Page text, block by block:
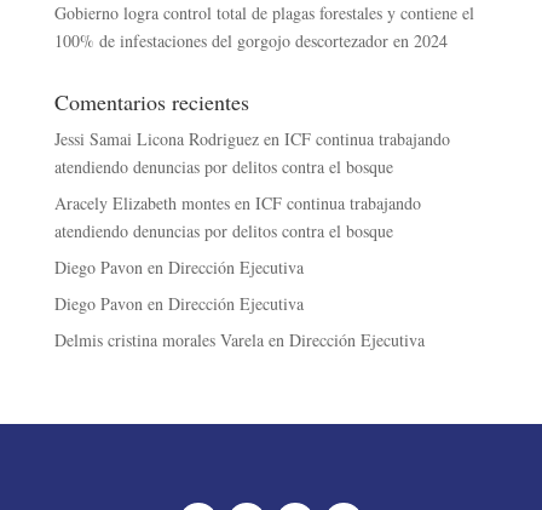
Gobierno logra control total de plagas forestales y contiene el
100% de infestaciones del gorgojo descortezador en 2024
Comentarios recientes
Jessi Samai Licona Rodriguezen ICF continua trabajando
atendiendo denuncias por delitos contra el bosque
Aracely Elizabeth montesen ICF continua trabajando
atendiendo denuncias por delitos contra el bosque
Diego Pavonen Dirección Ejecutiva
Diego Pavonen Dirección Ejecutiva
Delmis cristina morales Varelaen Dirección Ejecutiva